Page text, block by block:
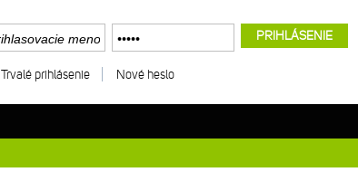
PRIHLÁSENIE
Trvalé prihlásenie Nové heslo